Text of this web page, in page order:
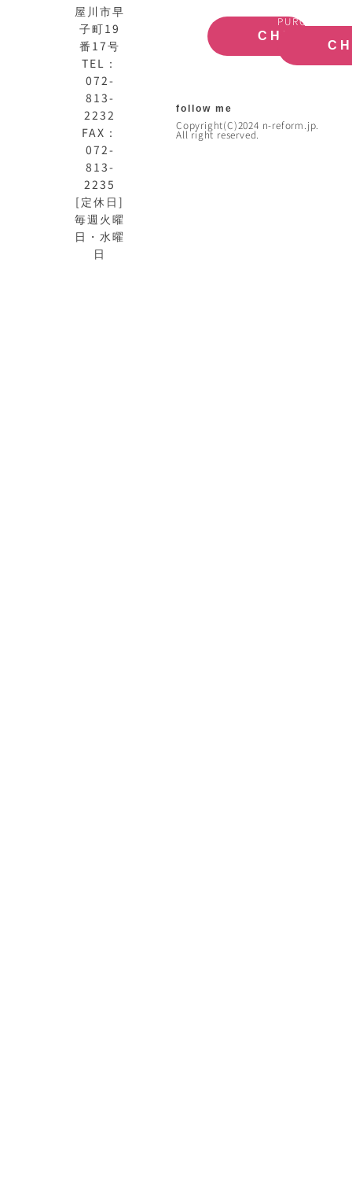
屋川市早
子町19
番17号
TEL：
072-
813-
2232
FAX：
072-
813-
2235
[定休日]
毎週火曜
日・水曜
日
CHECK
PURCHASE
follow me
Copyright(C)2024 n-reform.jp.
All right reserved.